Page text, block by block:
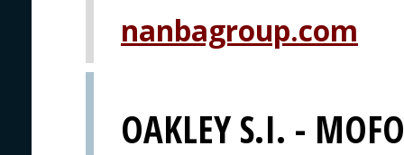
nanbagroup.com
OAKLEY S.I. -